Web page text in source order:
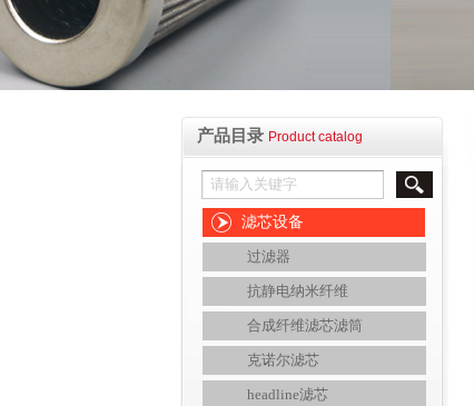
产品目录 Product catalog
滤芯设备
过滤器
抗静电纳米纤维
合成纤维滤芯滤筒
克诺尔滤芯
headline滤芯